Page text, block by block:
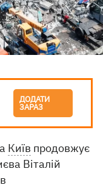
ДОДАТИ
ЗАРАЗ
Київ продовжує
Віталій